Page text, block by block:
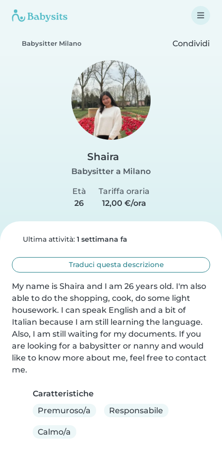
Babysitter Milano Condividi
Shaira
Babysitter a Milano
Età
26
Tariffa oraria
12,00 €/ora
Ultima attività: 1 settimana fa
Traduci questa descrizione
My name is Shaira and I am 26 years old. I'm also
able to do the shopping, cook, do some light
housework. I can speak English and a bit of
Italian because I am still learning the language.
Also, I am still waiting for my documents. If you
are looking for a babysitter or nanny and would
like to know more about me, feel free to contact
me.
Caratteristiche
Premuroso/a
Responsabile
Calmo/a